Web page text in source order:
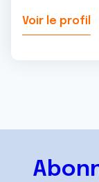
Voir le profil